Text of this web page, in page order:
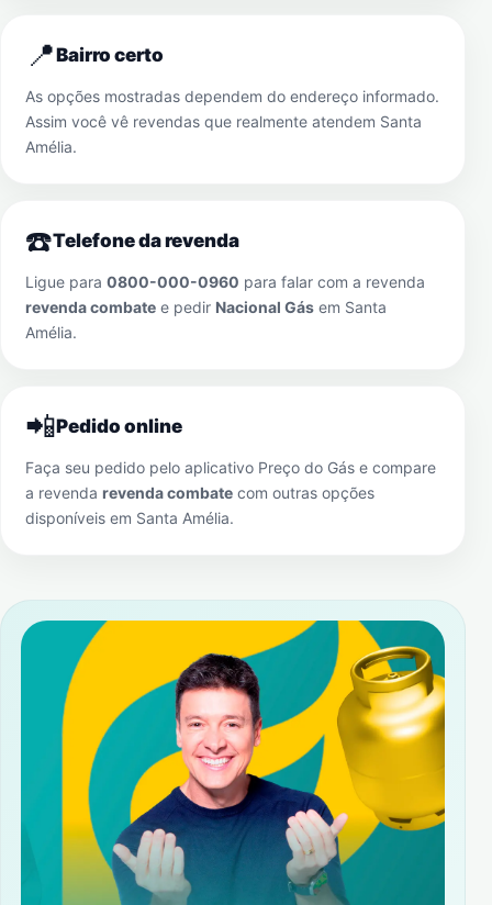
📍Bairro certo
As opções mostradas dependem do endereço informado.
Assim você vê revendas que realmente atendem Santa
Amélia.
☎️Telefone da revenda
Ligue para 0800-000-0960 para falar com a revenda
revenda combate e pedir Nacional Gás em Santa
Amélia.
📲Pedido online
Faça seu pedido pelo aplicativo Preço do Gás e compare
a revenda revenda combate com outras opções
disponíveis em Santa Amélia.